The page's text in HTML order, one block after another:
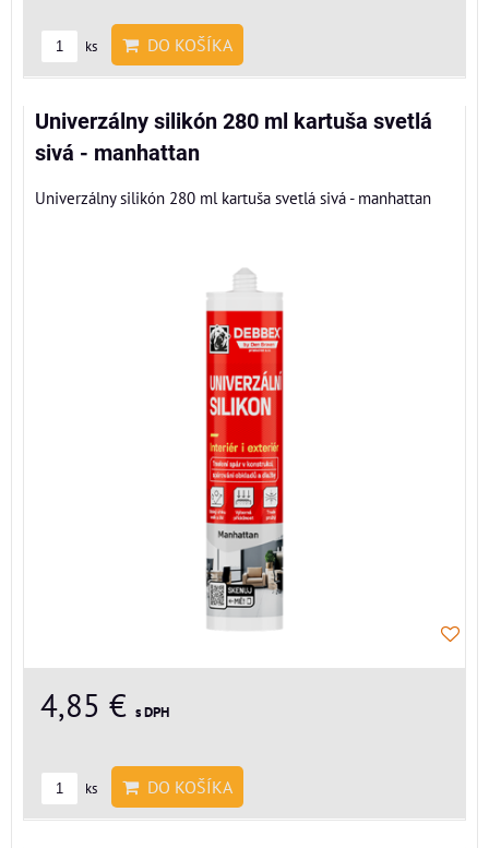
ks DO KOŠÍKA
Univerzálny silikón 280 ml kartuša svetlá
sivá - manhattan
Univerzálny silikón 280 ml kartuša svetlá sivá - manhattan
4,85 € s DPH
ks DO KOŠÍKA